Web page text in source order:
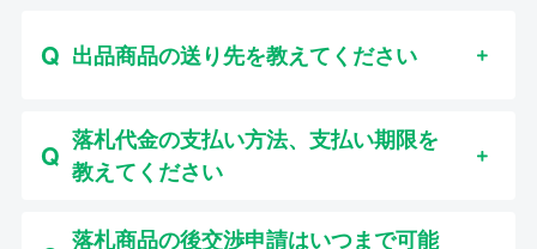
出品商品の送り先を教えてください
落札代金の支払い方法、支払い期限を
教えてください
落札商品の後交渉申請はいつまで可能